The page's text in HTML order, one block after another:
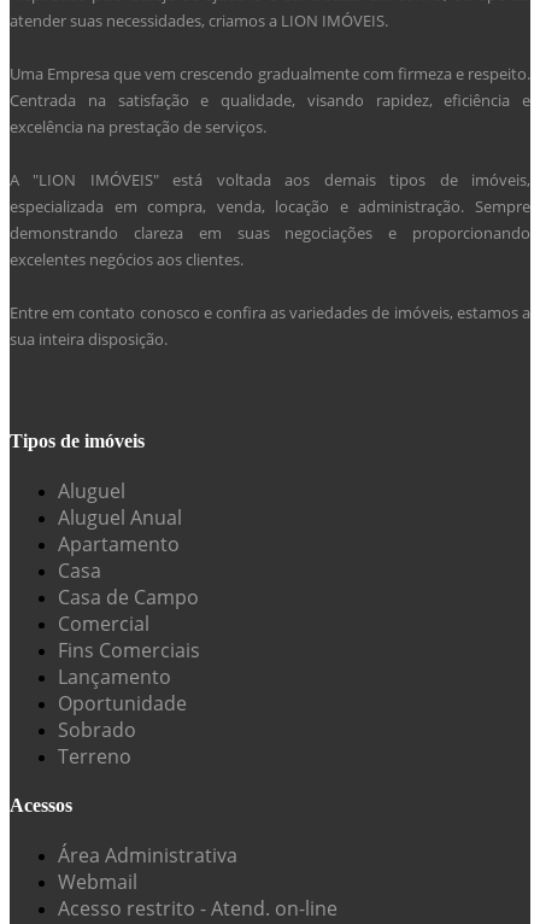
atender suas necessidades, criamos a LION IMÓVEIS.
Uma Empresa que vem crescendo gradualmente com firmeza e respeito.
Centrada na satisfação e qualidade, visando rapidez, eficiência e
excelência na prestação de serviços.
A "LION IMÓVEIS" está voltada aos demais tipos de imóveis,
especializada em compra, venda, locação e administração. Sempre
demonstrando clareza em suas negociações e proporcionando
excelentes negócios aos clientes.
Entre em contato conosco e confira as variedades de imóveis, estamos a
sua inteira disposição.
Tipos de imóveis
Aluguel
Aluguel Anual
Apartamento
Casa
Casa de Campo
Comercial
Fins Comerciais
Lançamento
Oportunidade
Sobrado
Terreno
Acessos
Área Administrativa
Webmail
Acesso restrito - Atend. on-line